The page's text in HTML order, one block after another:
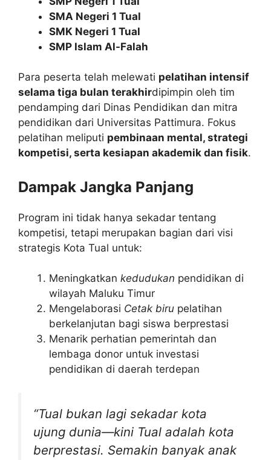
SMA Negeri 1 Tual
SMK Negeri 1 Tual
SMP Islam Al-Falah
Para peserta telah melewati pelatihan intensif
selama tiga bulan terakhirdipimpin oleh tim
pendamping dari Dinas Pendidikan dan mitra
pendidikan dari Universitas Pattimura. Fokus
pelatihan meliputi pembinaan mental, strategi
kompetisi, serta kesiapan akademik dan fisik.
Dampak Jangka Panjang
Program ini tidak hanya sekadar tentang
kompetisi, tetapi merupakan bagian dari visi
strategis Kota Tual untuk:
Meningkatkan kedudukan pendidikan di
wilayah Maluku Timur
Mengelaborasi Cetak biru pelatihan
berkelanjutan bagi siswa berprestasi
Menarik perhatian pemerintah dan
lembaga donor untuk investasi
pendidikan di daerah terdepan
“Tual bukan lagi sekadar kota
ujung dunia—kini Tual adalah kota
berprestasi. Semakin banyak anak